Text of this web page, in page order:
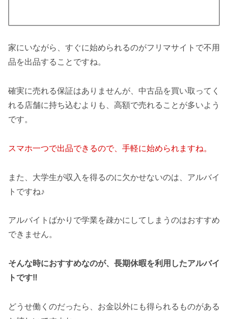
家にいながら、すぐに始められるのがフリマサイトで不用
品を出品することですね。
確実に売れる保証はありませんが、中古品を買い取ってく
れる店舗に持ち込むよりも、高額で売れることが多いよう
です。
スマホ一つで出品できるので、手軽に始められますね。
また、大学生が収入を得るのに欠かせないのは、アルバイ
トですね♪
アルバイトばかりで学業を疎かにしてしまうのはおすすめ
できません。
そんな時におすすめなのが、長期休暇を利用したアルバイ
トです‼
どうせ働くのだったら、お金以外にも得られるものがある